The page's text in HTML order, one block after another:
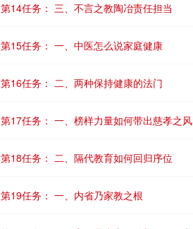
第14任务： 三、不言之教陶冶责任担当
第15任务： 一、中医怎么说家庭健康
第16任务： 二、两种保持健康的法门
第17任务： 一、榜样力量如何带出慈孝之风
第18任务： 二、隔代教育如何回归序位
第19任务： 一、内省乃家教之根